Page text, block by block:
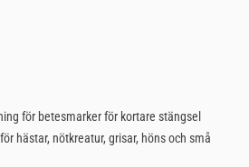
för betesmarker för kortare stängsel
hästar, nötkreatur, grisar, höns och små